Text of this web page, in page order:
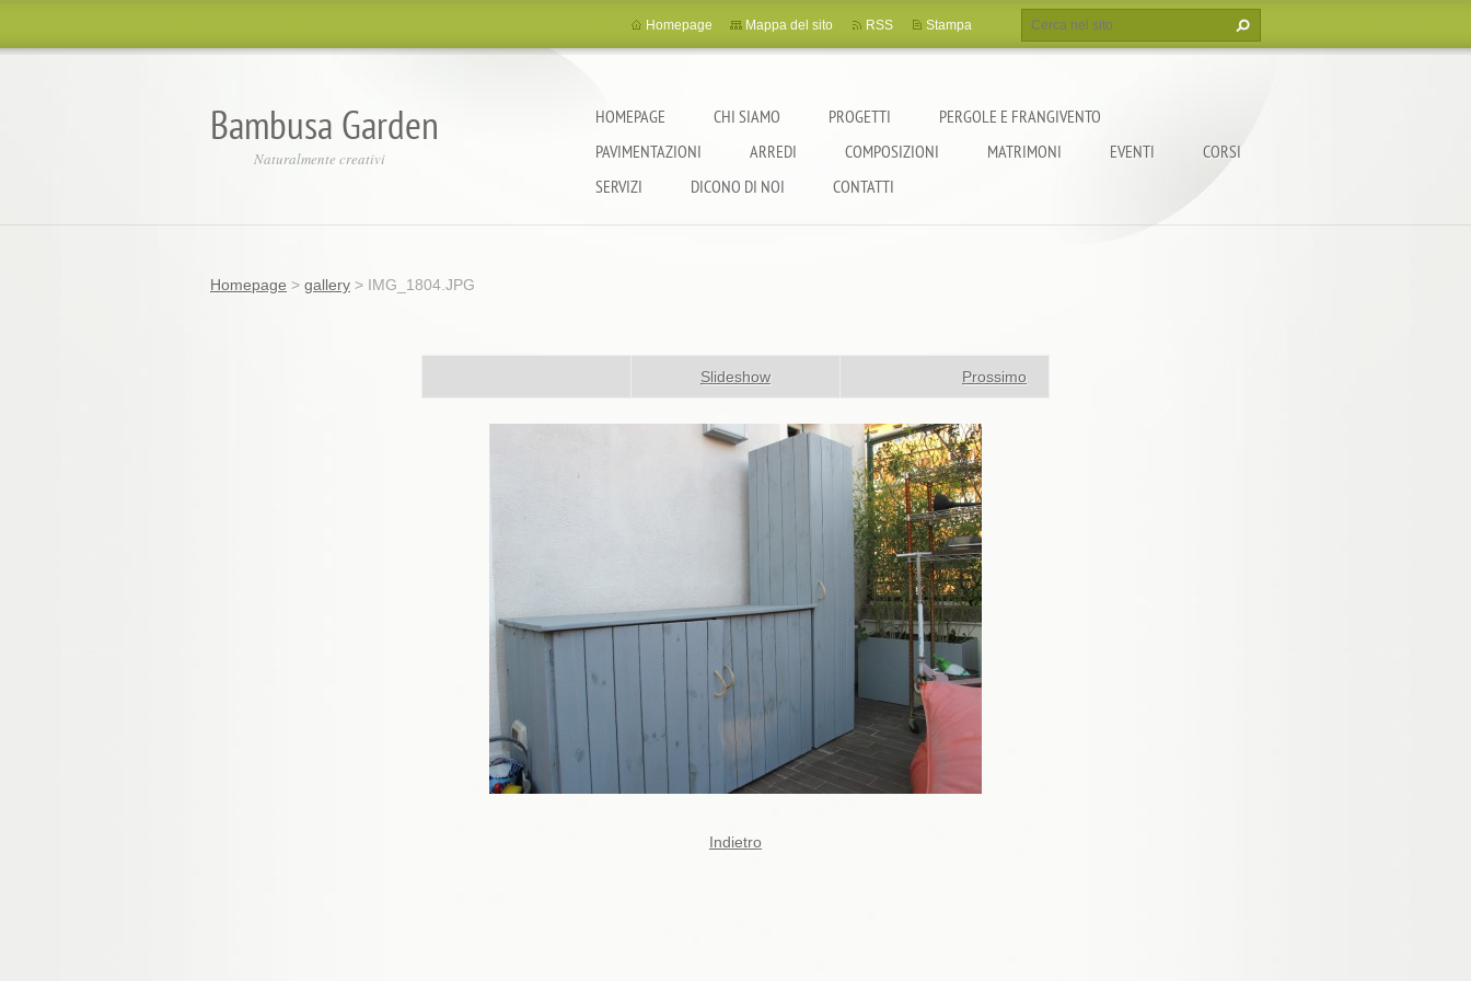
Bambusa Garden
Naturalmente creativi
HOMEPAGE CHI SIAMO PROGETTI
PERGOLE E FRANGIVENTO
PAVIMENTAZIONI
ARREDI COMPOSIZIONI MATRIMONI EVENTI
CORSI
SERVIZI
DICONO DI NOI CONTATTI
Homepage Mappa del sito RSS Stampa
Homepage > gallery > IMG_1804.JPG
Slideshow Prossimo
Indietro